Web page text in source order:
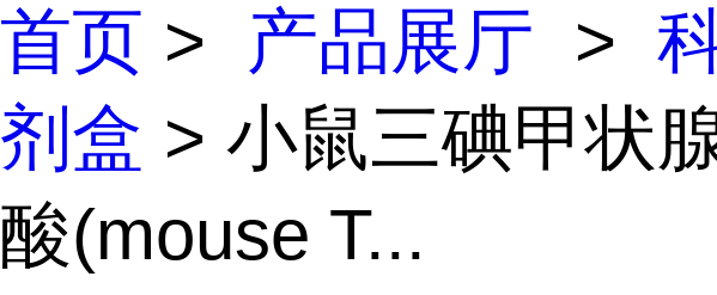
首页 > 产品展厅 >
剂盒 > 小鼠三碘甲状
酸(mouse T...